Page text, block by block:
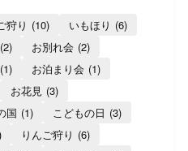
狩り (10) いもほり (6)
(2) お別れ会 (2)
(1) お泊まり会 (1)
お花見 (3)
国 (1) こどもの日 (3)
りんご狩り (6)